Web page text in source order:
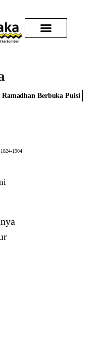
Ramadhan Berbuka Puisi
1904